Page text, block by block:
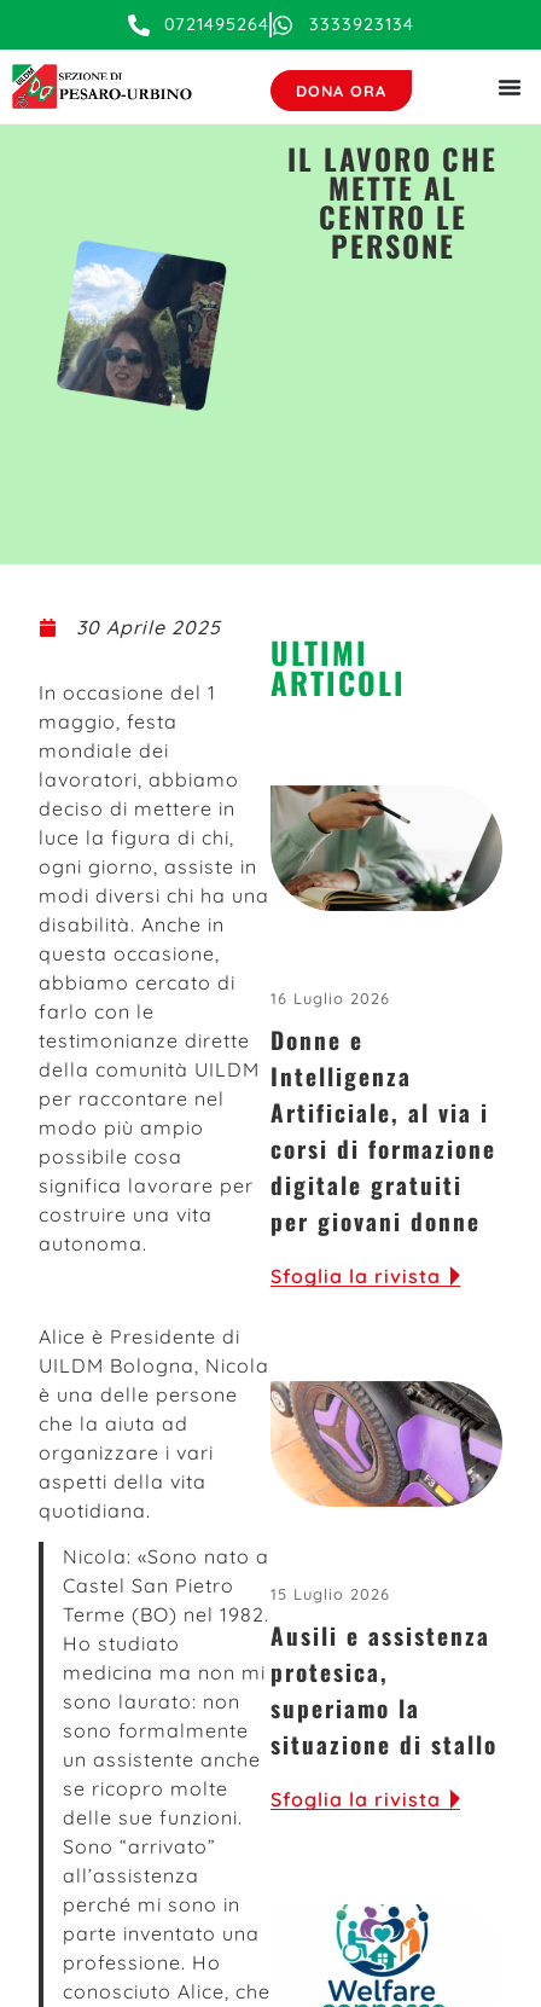
0721495264 3333923134
DONA ORA
IL LAVORO CHE
METTE AL
CENTRO LE
PERSONE
30 Aprile 2025
In occasione del 1
maggio, festa
mondiale dei
lavoratori, abbiamo
deciso di mettere in
luce la figura di chi,
ogni giorno, assiste in
modi diversi chi ha una
disabilità. Anche in
questa occasione,
abbiamo cercato di
farlo con le
testimonianze dirette
della comunità UILDM
per raccontare nel
modo più ampio
possibile cosa
significa lavorare per
costruire una vita
autonoma.
Alice è Presidente di
UILDM Bologna, Nicola
è una delle persone
che la aiuta ad
organizzare i vari
aspetti della vita
quotidiana.
Nicola: «Sono nato a
Castel San Pietro
Terme (BO) nel 1982.
Ho studiato
medicina ma non mi
sono laurato: non
sono formalmente
un assistente anche
se ricopro molte
delle sue funzioni.
Sono “arrivato”
all’assistenza
perché mi sono in
parte inventato una
professione. Ho
conosciuto Alice, che
ULTIMI
ARTICOLI
16 Luglio 2026
Donne e
Intelligenza
Artificiale, al via i
corsi di formazione
digitale gratuiti
per giovani donne
Sfoglia la rivista
15 Luglio 2026
Ausili e assistenza
protesica,
superiamo la
situazione di stallo
Sfoglia la rivista